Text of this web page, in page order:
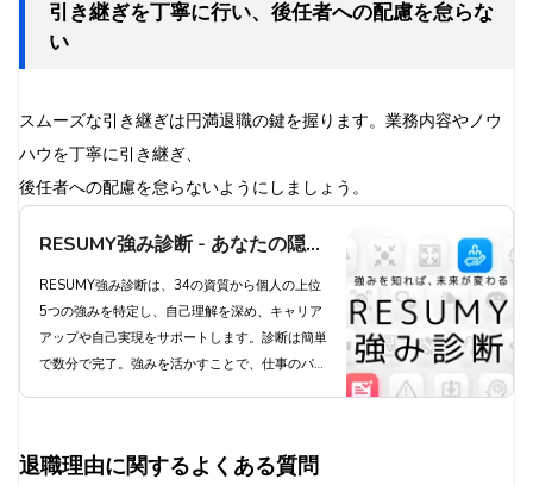
引き継ぎを丁寧に行い、後任者への配慮を怠らな
い
スムーズな引き継ぎは円満退職の鍵を握ります。業務内容やノウ
ハウを丁寧に引き継ぎ、
後任者への配慮を怠らないようにしましょう。
RESUMY強み診断 - あなたの隠れ
た強みを発見し、キャリアアップ
を実現しよう
RESUMY強み診断は、34の資質から個人の上位
5つの強みを特定し、自己理解を深め、キャリア
アップや自己実現をサポートします。診断は簡単
で数分で完了。強みを活かすことで、仕事のパフ
レンジし、あなたの可能性を最大限に引き出しま
退職理由に関するよくある質問